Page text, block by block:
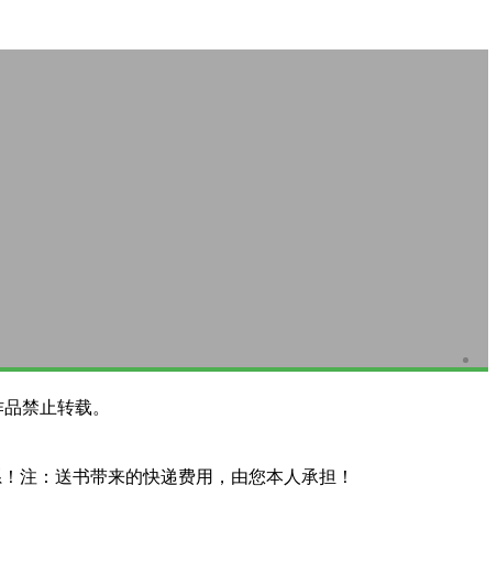
禁止转载。
注：送书带来的快递费用，由您本人承担！